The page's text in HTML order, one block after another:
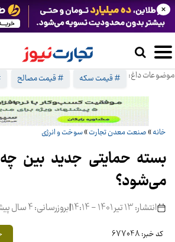
موضوعات داغ: # قیمت سکه # قیمت مصالح
×
خانه» صنعت معدن تجارت»سوخت و انرژی
بسته‌ حمایتی جدید بین
می‌شود؟
انتشار: 13 تیر 1401 - 14:14 |بروزرسانی: 4 سال پیش
کد خبر: 677048